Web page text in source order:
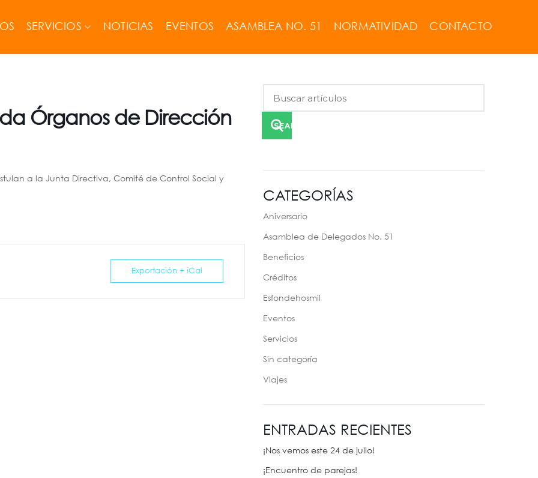
SERVICIOS NOTICIAS EVENTOS ASAMBLEA NO. 51 NORMATIVIDAD CONTACTO
Órganos de Dirección
a la Junta Directiva, Comité de Control Social y
Exportación + iCal
SEARCH
CATEGORÍAS
Aniversario
Asamblea de Delegados No. 51
Beneficios
Créditos
Esfondehosmil
Eventos
Servicios
Sin categoría
Viajes
ENTRADAS RECIENTES
¡Nos vemos este 24 de julio!
¡Encuentro de parejas!